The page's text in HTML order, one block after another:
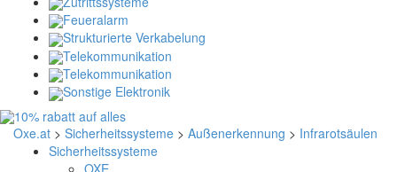
Feueralarm
Strukturierte Verkabelung
Telekommunikation
Telekommunikation
Sonstige Elektronik
Oxe.at > Sicherheitssysteme > Außenerkennung > Infrarotsäulen
Sicherheitssysteme
OXE